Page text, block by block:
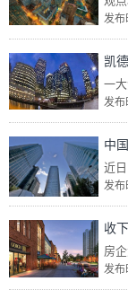
发布
发布
中
发布
收
发布